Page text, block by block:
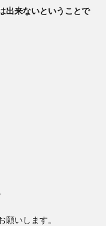
出来ないということで
願いします。